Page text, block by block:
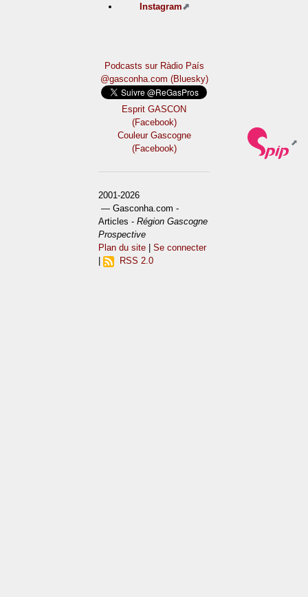
Instagram
Podcasts sur Ràdio País
@gasconha.com (Bluesky)
Esprit GASCON
(Facebook)
Couleur Gascogne
(Facebook)
2001-2026
— Gasconha.com -
Articles -Région Gascogne
Prospective
Plan du site |Se connecter
|
RSS 2.0